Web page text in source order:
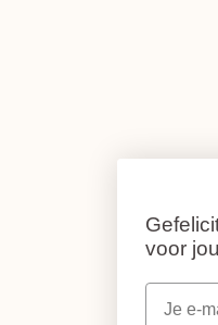
voor jou